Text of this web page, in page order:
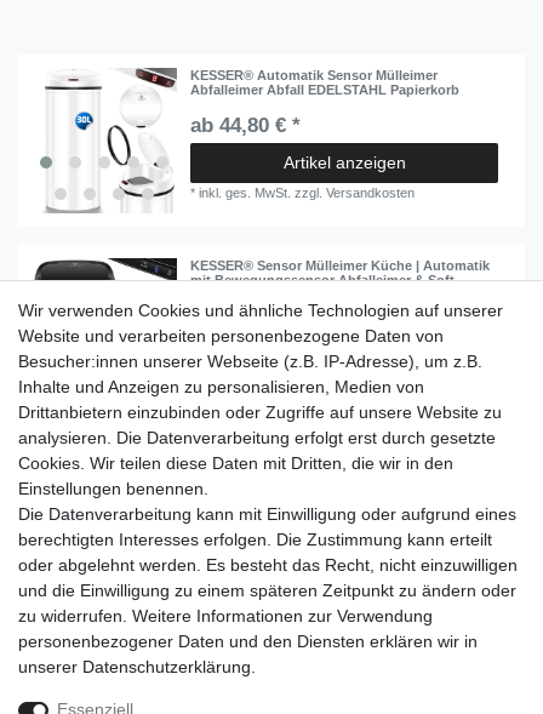
KESSER® Automatik Sensor Mülleimer
Abfalleimer Abfall EDELSTAHL Papierkorb
ab 44,80 € *
Artikel anzeigen
*inkl. ges. MwSt. zzgl.Versandkosten
KESSER® Sensor Mülleimer Küche | Automatik
mit Bewegungssensor Abfalleimer & Soft-
Bedienfeld & Sensor | LCD-Display | Edelstahl |
54,80 € *
Artikel anzeigen
*inkl. ges. MwSt.zzgl. Versandkosten
Einkaufen
Zahlungsarten
Versandarten & -kosten
Warenkorb
Mein Konto
Anmelden
Registrieren
Wir verwenden Cookies und ähnliche Technologien auf unserer
Website und verarbeiten personenbezogene Daten von
Besucher:innen unserer Webseite (z.B. IP-Adresse), um z.B.
Inhalte und Anzeigen zu personalisieren, Medien von
Drittanbietern einzubinden oder Zugriffe auf unsere Website zu
analysieren. Die Datenverarbeitung erfolgt erst durch gesetzte
Cookies. Wir teilen diese Daten mit Dritten, die wir in den
Einstellungen benennen.
Die Datenverarbeitung kann mit Einwilligung oder aufgrund eines
berechtigten Interesses erfolgen. Die Zustimmung kann erteilt
oder abgelehnt werden. Es besteht das Recht, nicht einzuwilligen
und die Einwilligung zu einem späteren Zeitpunkt zu ändern oder
zu widerrufen. Weitere Informationen zur Verwendung
personenbezogener Daten und den Diensten erklären wir in
unserer Daten­schutz­erklärung
Essenziell